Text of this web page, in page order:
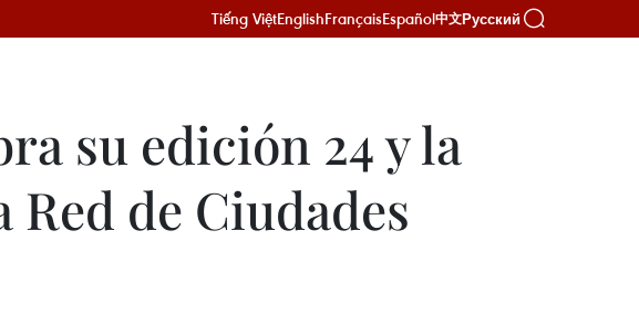
Tiếng ViệtEnglishFrançaisEspañol中文Русский
su edición 24 y la
de Ciudades